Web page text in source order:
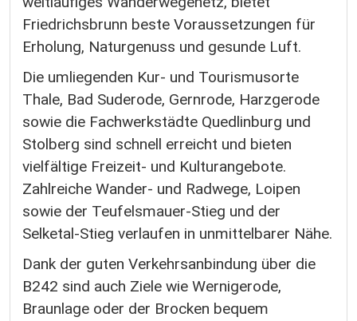
Friedrichsbrunn beste Voraussetzungen für
Erholung, Naturgenuss und gesunde Luft.
Die umliegenden Kur- und Tourismusorte
Thale, Bad Suderode, Gernrode, Harzgerode
sowie die Fachwerkstädte Quedlinburg und
Stolberg sind schnell erreicht und bieten
vielfältige Freizeit- und Kulturangebote.
Zahlreiche Wander- und Radwege, Loipen
sowie der Teufelsmauer-Stieg und der
Selketal-Stieg verlaufen in unmittelbarer Nähe.
Dank der guten Verkehrsanbindung über die
B242 sind auch Ziele wie Wernigerode,
Braunlage oder der Brocken bequem